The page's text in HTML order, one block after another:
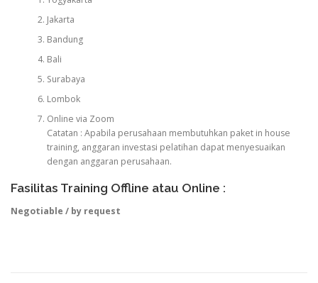
Jakarta
Bandung
Bali
Surabaya
Lombok
Online via Zoom
Catatan : Apabila perusahaan membutuhkan paket in house
training, anggaran investasi pelatihan dapat menyesuaikan
dengan anggaran perusahaan.
Fasilitas Training Offline atau Online :
Negotiable / by request